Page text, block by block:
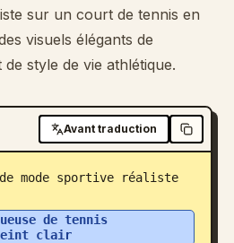
sur un court de tennis en
visuels élégants de
style de vie athlétique.
Avant traduction
mode sportive réaliste
de tennis
clair